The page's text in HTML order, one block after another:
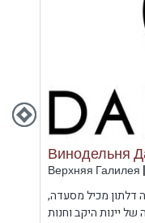
Верхняя Галилея
דלתון מכיל מסעדה,
של יינות היקב וחנות